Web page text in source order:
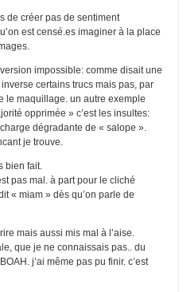
de créer pas de sentiment
est censé.es imaginer à la place
impossible: comme disait une
certains trucs mais pas, par
le maquillage. un autre exemple
opprimée » c’est les insultes:
dégradante de « salope ».
je trouve.
bien fait.
pas mal. à part pour le cliché
« miam » dès qu’on parle de
mais aussi mis mal à l’aise.
que je ne connaissais pas.. du
j’ai même pas pu finir. c’est